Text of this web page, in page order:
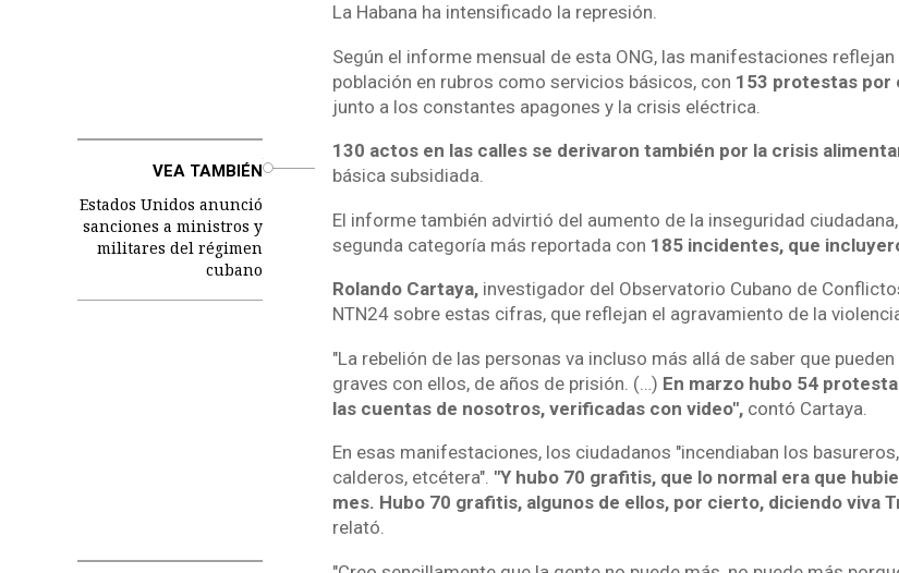
La Habana ha intensificado la represión.
Según el informe mensual de esta ONG, las manifestaciones
población en rubros como servicios básicos, con 153 protestas por
junto a los constantes apagones y la crisis eléctrica.
VEA TAMBIÉN
Estados Unidos anunció
sanciones a ministros y
militares del régimen
cubano
130 actos en las calles se derivaron también por la crisis
básica subsidiada.
El informe también advirtió del aumento de la inseguridad
segunda categoría más reportada con 185 incidentes, que
Rolando Cartaya,investigador del Observatorio Cubano de
NTN24 sobre estas cifras, que reflejan el agravamiento de la
"La rebelión de las personas va incluso más allá de saber que
graves con ellos, de años de prisión. (…) En marzo hubo 54
las cuentas de nosotros, verificadas con video",contó Cartaya.
En esas manifestaciones, los ciudadanos "incendiaban los
calderos, etcétera". "Y hubo 70 grafitis, que lo normal era que
mes. Hubo 70 grafitis, algunos de ellos, por cierto, diciendo viva
relató.